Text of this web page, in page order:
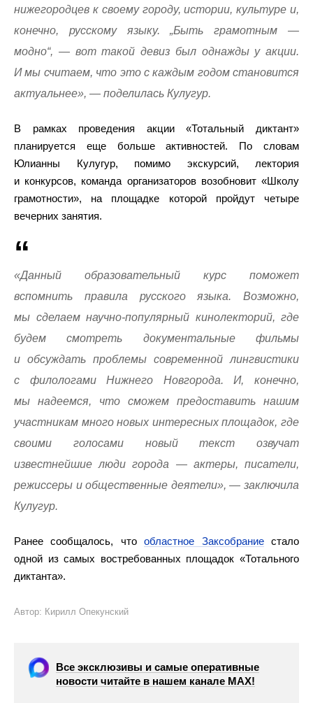
нижегородцев к своему городу, истории, культуре и,
конечно, русскому языку. „Быть грамотным —
модно“, — вот такой девиз был однажды у акции.
И мы считаем, что это с каждым годом становится
актуальнее», — поделилась Кулугур.
В рамках проведения акции «Тотальный диктант»
планируется еще больше активностей. По словам
Юлианны Кулугур, помимо экскурсий, лектория
и конкурсов, команда организаторов возобновит «Школу
грамотности», на площадке которой пройдут четыре
вечерних занятия.
«Данный образовательный курс поможет
вспомнить правила русского языка. Возможно,
мы сделаем научно-популярный кинолекторий, где
будем смотреть документальные фильмы
и обсуждать проблемы современной лингвистики
с филологами Нижнего Новгорода. И, конечно,
мы надеемся, что сможем предоставить нашим
участникам много новых интересных площадок, где
своими голосами новый текст озвучат
известнейшие люди города — актеры, писатели,
режиссеры и общественные деятели», — заключила
Кулугур.
Ранее сообщалось, чтообластное Заксобраниестало
одной из самых востребованных площадок «Тотального
диктанта».
Автор: Кирилл Опекунский
Все эксклюзивы и самые оперативные
новости читайте в нашем канале МАХ!